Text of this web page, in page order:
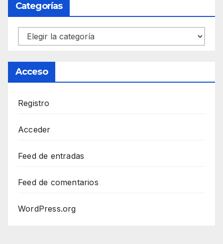
Categorías
Categorías
Acceso
Registro
Acceder
Feed de entradas
Feed de comentarios
WordPress.org